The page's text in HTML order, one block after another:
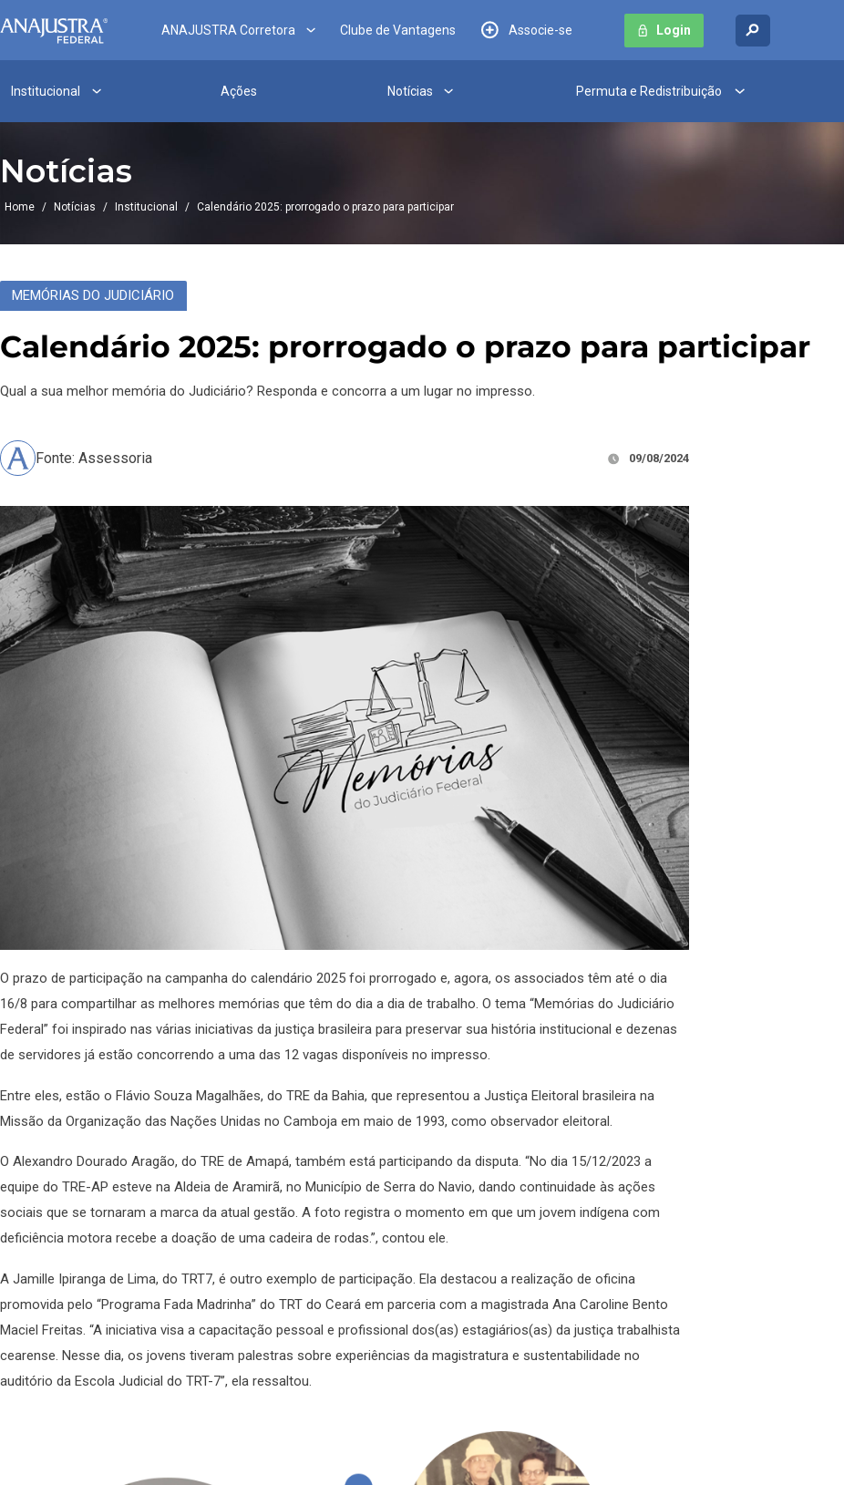
ANAJUSTRA Corretora Clube de Vantagens Associe-se Login
Institucional Ações Notícias Permuta e Redistribuição
Notícias
Home / Notícias / Institucional / Calendário 2025: prorrogado o prazo para participar
MEMÓRIAS DO JUDICIÁRIO
Calendário 2025: prorrogado o prazo para participar
Qual a sua melhor memória do Judiciário? Responda e concorra a um lugar no impresso.
Fonte: Assessoria 09/08/2024
O prazo de participação na campanha do calendário 2025 foi prorrogado e, agora, os associados têm até o dia
16/8 para compartilhar as melhores memórias que têm do dia a dia de trabalho. O tema “Memórias do Judiciário
Federal” foi inspirado nas várias iniciativas da justiça brasileira para preservar sua história institucional e dezenas
de servidores já estão concorrendo a uma das 12 vagas disponíveis no impresso.
Entre eles, estão o Flávio Souza Magalhães, do TRE da Bahia, que representou a Justiça Eleitoral brasileira na
Missão da Organização das Nações Unidas no Camboja em maio de 1993, como observador eleitoral.
O Alexandro Dourado Aragão, do TRE de Amapá, também está participando da disputa. “No dia 15/12/2023 a
equipe do TRE-AP esteve na Aldeia de Aramirã, no Município de Serra do Navio, dando continuidade às ações
sociais que se tornaram a marca da atual gestão. A foto registra o momento em que um jovem indígena com
deficiência motora recebe a doação de uma cadeira de rodas.”, contou ele.
A Jamille Ipiranga de Lima, do TRT7, é outro exemplo de participação. Ela destacou a realização de oficina
promovida pelo “Programa Fada Madrinha” do TRT do Ceará em parceria com a magistrada Ana Caroline Bento
Maciel Freitas. “A iniciativa visa a capacitação pessoal e profissional dos(as) estagiários(as) da justiça trabalhista
cearense. Nesse dia, os jovens tiveram palestras sobre experiências da magistratura e sustentabilidade no
auditório da Escola Judicial do TRT-7”, ela ressaltou.